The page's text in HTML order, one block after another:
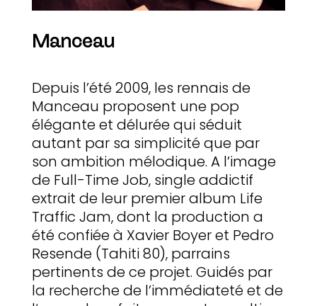
Manceau
Depuis l’été 2009, les rennais de
Manceau proposent une pop
élégante et délurée qui séduit
autant par sa simplicité que par
son ambition mélodique. A l’image
de Full-Time Job, single addictif
extrait de leur premier album Life
Traffic Jam, dont la production a
été confiée à Xavier Boyer et Pedro
Resende (Tahiti 80), parrains
pertinents de ce projet. Guidés par
la recherche de l’immédiateté et de